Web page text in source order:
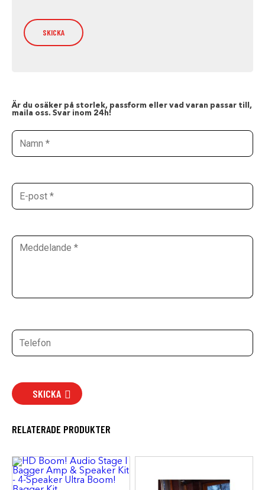
Är du osäker på storlek, passform eller vad varan passar till,
maila oss. Svar inom 24h!
SKICKA
RELATERADE PRODUKTER
produkten